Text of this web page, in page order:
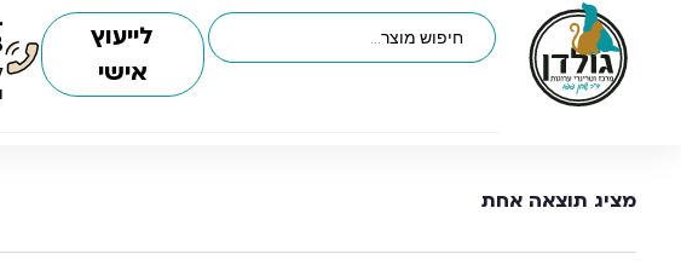
לייעוץ
אישי
מציג תוצאה אחת